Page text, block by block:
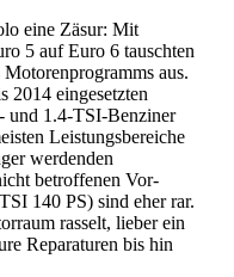
eine Zäsur: Mit
5 auf Euro 6 tauschten
aus.
2014 eingesetzten
und 1.4-TSI-Benziner
Leistungsbereiche
werdenden
betroffenen Vor-
140 PS) sind eher rar.
rasselt, lieber ein
Reparaturen bis hin